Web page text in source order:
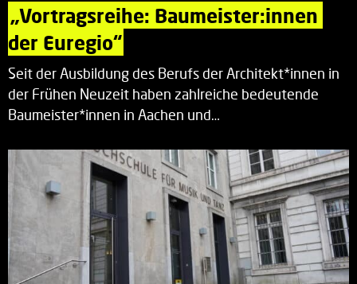
„Vortragsreihe: Baumeister:innen
der Euregio“
Seit der Ausbildung des Berufs der Architekt*innen in
der Frühen Neuzeit haben zahlreiche bedeutende
Baumeister*innen in Aachen und…